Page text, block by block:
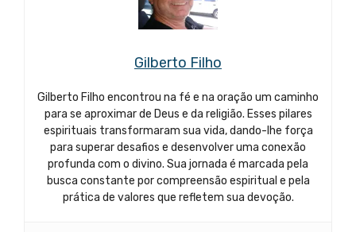
Gilberto Filho
Gilberto Filho encontrou na fé e na oração um caminho
para se aproximar de Deus e da religião. Esses pilares
espirituais transformaram sua vida, dando-lhe força
para superar desafios e desenvolver uma conexão
profunda com o divino. Sua jornada é marcada pela
busca constante por compreensão espiritual e pela
prática de valores que refletem sua devoção.